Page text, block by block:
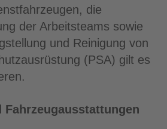
die
der Arbeitsteams sowie
und Reinigung von
(PSA) gilt es